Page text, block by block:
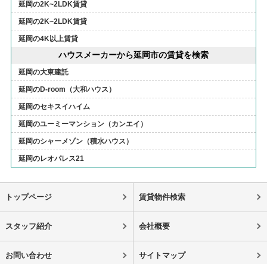
延岡の2K~2LDK賃貸
延岡の2K~2LDK賃貸
延岡の4K以上賃貸
ハウスメーカーから延岡市の賃貸を検索
延岡の大東建託
延岡のD-room（大和ハウス）
延岡のセキスイハイム
延岡のユーミーマンション（カンエイ）
延岡のシャーメゾン（積水ハウス）
延岡のレオパレス21
トップページ 賃貸物件検索
スタッフ紹介 会社概要
お問い合わせ サイトマップ